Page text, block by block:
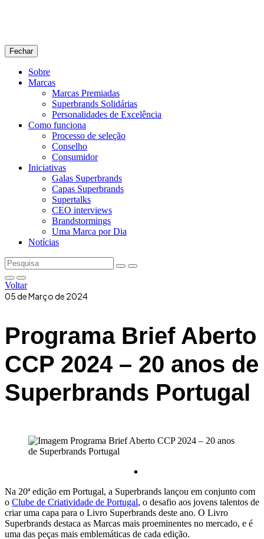
Fechar
Sobre
Marcas
Marcas Premiadas
Superbrands Solidárias
Personalidades de Excelência
Como funciona
Processo de seleção
Conselho
Consumidor
Iniciativas
Galas Superbrands
Capas Superbrands
Supertalks
CEO interviews
Brandstormings
Uma Marca por Dia
Notícias
Voltar
05 de Março de 2024
Programa Brief Aberto
CCP 2024 – 20 anos de
Superbrands Portugal
Na 20ª edição em Portugal, a Superbrands lançou em conjunto com
o Clube de Criatividade de Portugal, o desafio aos jovens talentos de
criar uma capa para o Livro Superbrands deste ano. O Livro
Superbrands destaca as Marcas mais proeminentes no mercado, e é
uma das peças mais emblemáticas de cada edição.